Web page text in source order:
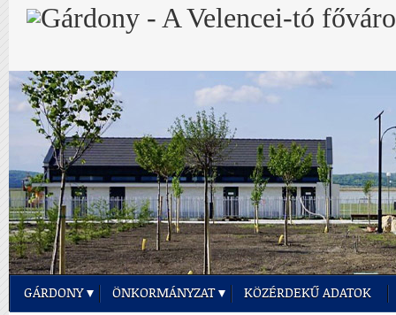
GÁRDONY ÖNKORMÁNYZAT KÖZÉRDEKŰ ADATOK